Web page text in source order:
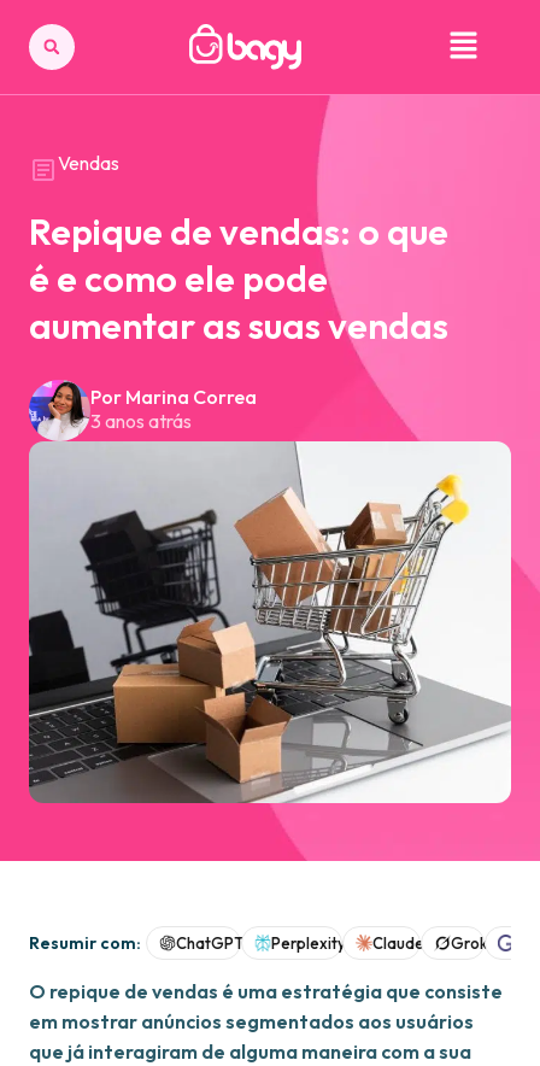
Vendas
Repique de vendas: o que
é e como ele pode
aumentar as suas vendas
Por Marina Correa
3 anos atrás
Resumir com: ChatGPT Perplexity Claude Grok
O repique de vendas é uma estratégia que consiste
em mostrar anúncios segmentados aos usuários
que já interagiram de alguma maneira com a sua